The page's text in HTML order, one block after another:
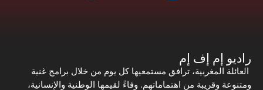
راديو إم إف إم
العائلة المغربية، ترافق مستمعيها كل يوم من خلال برامج غنية
ومتنوعة وقريبة من اهتماماتهم. وفاءً لقيمها الوطنية والإنسانية،